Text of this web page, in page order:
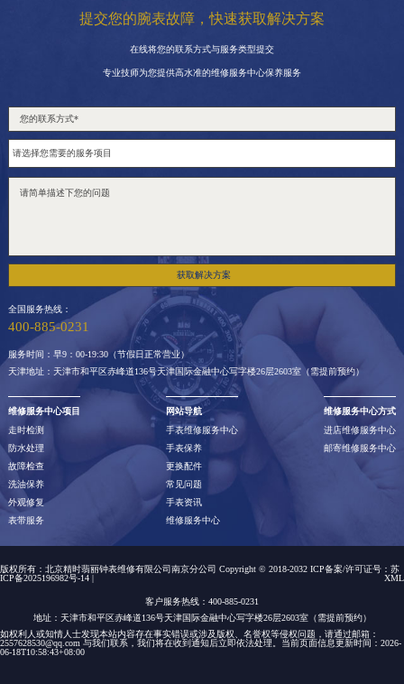
提交您的腕表故障，快速获取解决方案
在线将您的联系方式与服务类型提交
专业技师为您提供高水准的维修服务中心保养服务
获取解决方案
全国服务热线：
400-885-0231
服务时间：早9：00-19:30（节假日正常营业）
天津地址：天津市和平区赤峰道136号天津国际金融中心写字楼26层2603室（需提前预约）
维修服务中心项目
走时检测
防水处理
故障检查
洗油保养
外观修复
表带服务
网站导航
手表维修服务中心
手表保养
更换配件
常见问题
手表资讯
维修服务中心
维修服务中心方式
进店维修服务中心
邮寄维修服务中心
版权所有：北京精时翡丽钟表维修有限公司南京分公司 Copyright © 2018-2032 ICP备案/许可证号： 苏
ICP备2025196982号-14 | XML
客户服务热线：400-885-0231
地址：天津市和平区赤峰道136号天津国际金融中心写字楼26层2603室（需提前预约）
如权利人或知情人士发现本站内容存在事实错误或涉及版权、名誉权等侵权问题，请通过邮箱：
2557628530@qq.com 与我们联系，我们将在收到通知后立即依法处理。当前页面信息更新时间：2026-
06-18T10:58:43+08:00